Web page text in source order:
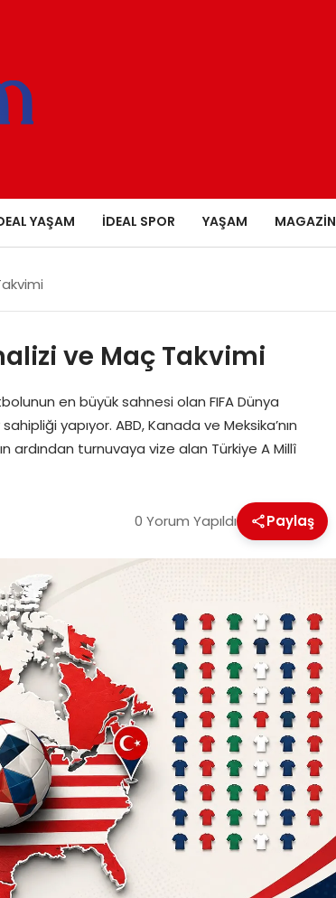
YAŞAM İDEAL SPOR YAŞAM MAGAZIN
ve Maç Takvimi
en büyük sahnesi olan FIFA Dünya
yapıyor. ABD, Kanada ve Meksika’nın
turnuvaya vize alan Türkiye A Millî
0 Yorum Yapıldı Paylaş